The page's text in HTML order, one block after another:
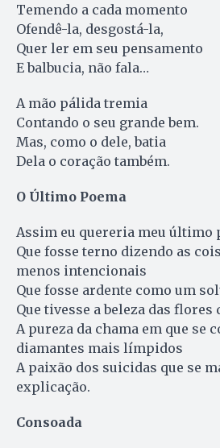
Temendo a cada momento
Ofendê-la, desgostá-la,
Quer ler em seu pensamento
E balbucia, não fala…
A mão pálida tremia
Contando o seu grande bem.
Mas, como o dele, batia
Dela o coração também.
O Último Poema
Assim eu quereria meu último
Que fosse terno dizendo as
menos intencionais
Que fosse ardente como um
Que tivesse a beleza das flores
A pureza da chama em que se
diamantes mais límpidos
A paixão dos suicidas que se
explicação.
Consoada